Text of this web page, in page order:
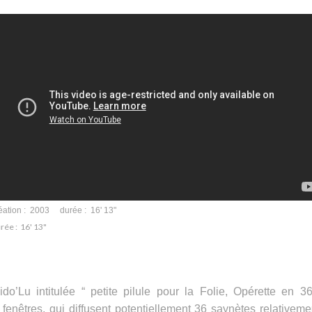
: 2003 durée : 16' 13"
: 16' 13"
intitulée “ petite pilule pour la Folie, Opérette en
qui diffusent potentiellement 36 saynètes